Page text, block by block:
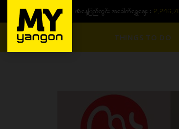
ယနေ့ပြည်တွင်း ၁၅ ပဲရည်ရွှေဈေး :3,770,000 -
THINGS TO DO